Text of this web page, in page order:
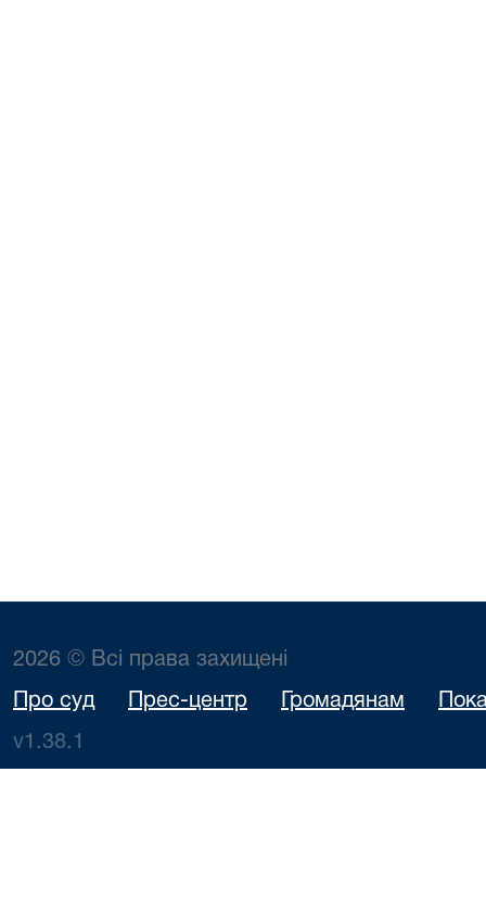
2026 © Всі права захищені
Про суд Прес-центр Громадянам
v1.38.1